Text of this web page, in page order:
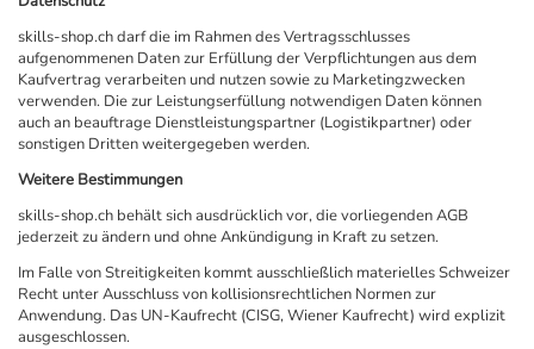
skills-shop.ch darf die im Rahmen des Vertragsschlusses
aufgenommenen Daten zur Erfüllung der Verpflichtungen aus dem
Kaufvertrag verarbeiten und nutzen sowie zu Marketingzwecken
verwenden. Die zur Leistungserfüllung notwendigen Daten können
auch an beauftrage Dienstleistungspartner (Logistikpartner) oder
sonstigen Dritten weitergegeben werden.
Weitere Bestimmungen
skills-shop.ch behält sich ausdrücklich vor, die vorliegenden AGB
jederzeit zu ändern und ohne Ankündigung in Kraft zu setzen.
Im Falle von Streitigkeiten kommt ausschließlich materielles Schweizer
Recht unter Ausschluss von kollisionsrechtlichen Normen zur
Anwendung. Das UN-Kaufrecht (CISG, Wiener Kaufrecht) wird explizit
ausgeschlossen.